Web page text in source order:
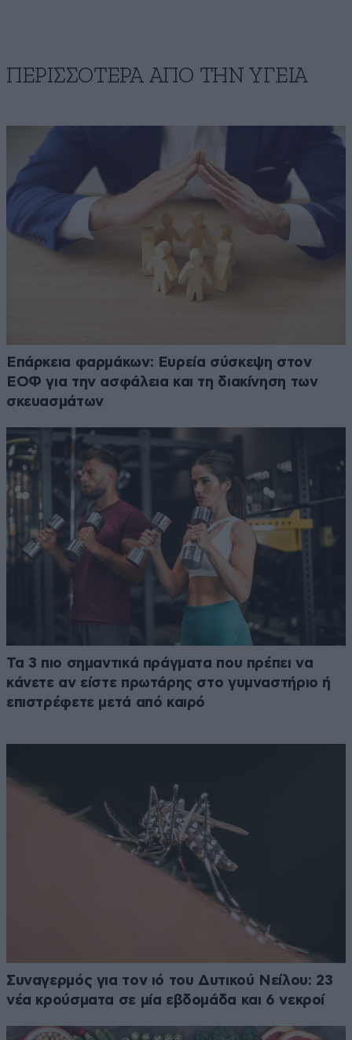
ΠΕΡΙΣΣΟΤΕΡΑ ΑΠΟ ΤΗΝ ΥΓΕΙΑ
Επάρκεια φαρμάκων: Ευρεία σύσκεψη στον
ΕΟΦ για την ασφάλεια και τη διακίνηση των
σκευασμάτων
Τα 3 πιο σημαντικά πράγματα που πρέπει να
κάνετε αν είστε πρωτάρης στο γυμναστήριο ή
επιστρέφετε μετά από καιρό
Συναγερμός για τον ιό του Δυτικού Νείλου: 23
νέα κρούσματα σε μία εβδομάδα και 6 νεκροί